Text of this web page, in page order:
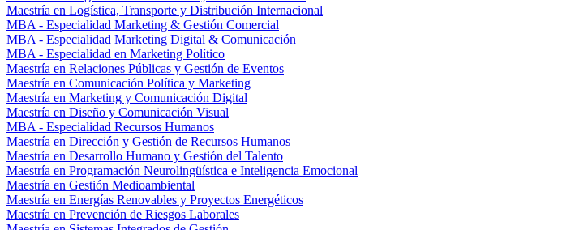
Maestría en Logística, Transporte y Distribución Internacional
MBA - Especialidad Marketing & Gestión Comercial
MBA - Especialidad Marketing Digital & Comunicación
MBA - Especialidad en Marketing Político
Maestría en Relaciones Públicas y Gestión de Eventos
Maestría en Comunicación Política y Marketing
Maestría en Marketing y Comunicación Digital
Maestría en Diseño y Comunicación Visual
MBA - Especialidad Recursos Humanos
Maestría en Dirección y Gestión de Recursos Humanos
Maestría en Desarrollo Humano y Gestión del Talento
Maestría en Programación Neurolingüística e Inteligencia Emocional
Maestría en Gestión Medioambiental
Maestría en Energías Renovables y Proyectos Energéticos
Maestría en Prevención de Riesgos Laborales